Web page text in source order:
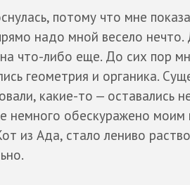
потому что мне
надо мной весело
что-либо еще. До сих пор
геометрия и органика.
какие-то — оставались
немного обескуражено моим
из Ада, стало лениво